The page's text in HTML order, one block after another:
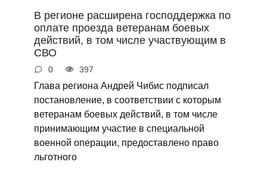
В регионе расширена господдержка по
оплате проезда ветеранам боевых
действий, в том числе участвующим в
СВО
0 397
Глава региона Андрей Чибис подписал
постановление, в соответствии с которым
ветеранам боевых действий, в том числе
принимающим участие в специальной
военной операции, предоставлено право
льготного